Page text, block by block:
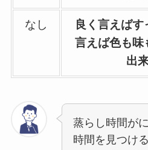
なし
良く言えばす
言えば色も味
出
蒸らし時間が
時間を見つけ